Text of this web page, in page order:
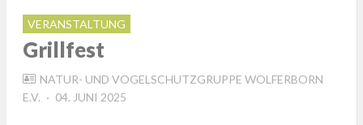
VERANSTALTUNG
Grillfest
NATUR- UND VOGELSCHUTZGRUPPE WOLFERBORN
E.V.
POSTED
04. JUNI 2025